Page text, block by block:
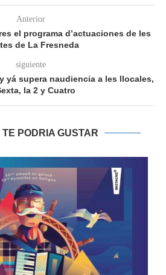
Anterior
el programa d’actuaciones de les
de La Fresneda
siguiente
yá supera naudiencia a les llocales,
la 2 y Cuatro
TE PODRIA GUSTAR